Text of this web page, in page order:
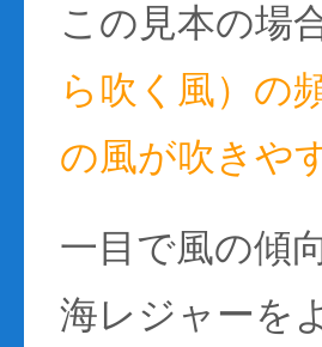
この見本の場
ら吹く風）の
の風が吹きや
一目で風の傾
海レジャーを